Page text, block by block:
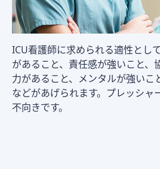
ICU看護師に求められる適性とし
があること、責任感が強いこと、
力があること、メンタルが強いこ
などがあげられます。プレッシャ
不向きです。